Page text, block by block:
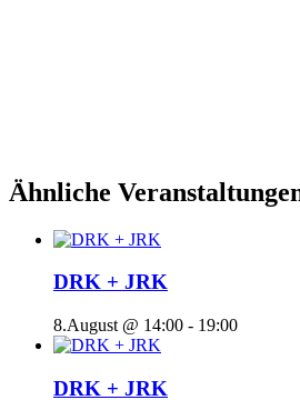
Ähnliche
DRK + JRK
8.August @ 14:00 - 19:00
DRK + JRK